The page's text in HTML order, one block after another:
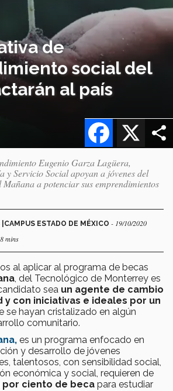
de
social del
al país
X
Facebook
Eugenio Garza Lagüera,
y Servicio Social apoyan a jóvenes del
a potenciar sus emprendimientos
ESTADO DE MÉXICO - 19/10/2020
mins
al aplicar al programa de becas
, del Tecnológico de Monterrey es
sea un agente de cambio
y con iniciativas e ideales por un
se hayan cristalizado en algún
comunitario.
es un programa enfocado en
y desarrollo de jóvenes
talentosos, con sensibilidad social,
económica y social, requieren de
por ciento de beca para estudiar